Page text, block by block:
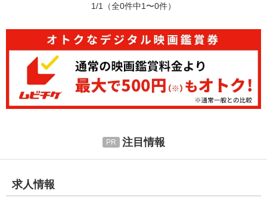
1/1 （全0件中1〜0件）
注目情報
求人情報